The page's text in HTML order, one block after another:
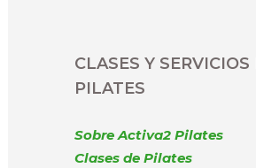
CLASES Y SERVICIOS
PILATES
Sobre Activa2 Pilates
Clases de Pilates